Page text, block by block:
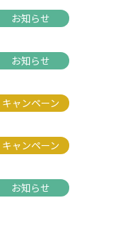
お知らせ
お知らせ
キャンペーン
キャンペーン
お知らせ